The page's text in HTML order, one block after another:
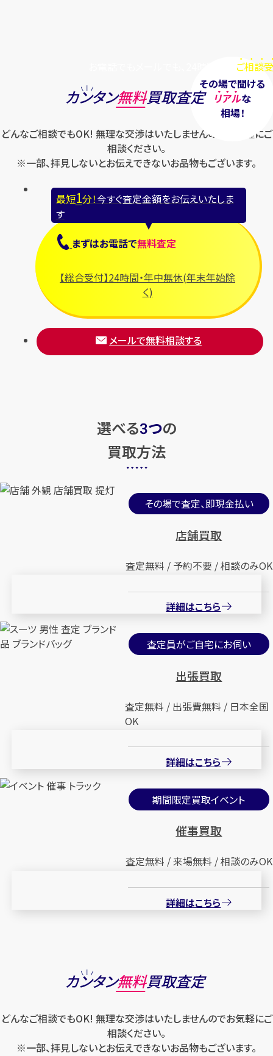
ご相談
その場で聞ける
リアルな
相場！
カンタン無料買取査定
どんなご相談でもOK! 無理な交渉はいたしませんのでお気軽にご
相談ください。
※一部、拝見しないとお伝えできないお品物もございます。
最短1分！今すぐ査定金額をお伝えいたしま
す
まずはお電話で無料査定
【総合受付】24時間・年中無休(年末年始除
く)
メールで無料相談する
選べる3つの
買取方法
その場で査定、即現金払い
店舗買取
査定無料 / 予約不要 / 相談のみOK
詳細はこちら
査定員がご自宅にお伺い
出張買取
査定無料 / 出張費無料 / 日本全国
OK
詳細はこちら
期間限定買取イベント
催事買取
査定無料 / 来場無料 / 相談のみOK
詳細はこちら
カンタン無料買取査定
どんなご相談でもOK! 無理な交渉はいたしませんのでお気軽にご
相談ください。
※一部、拝見しないとお伝えできないお品物もございます。